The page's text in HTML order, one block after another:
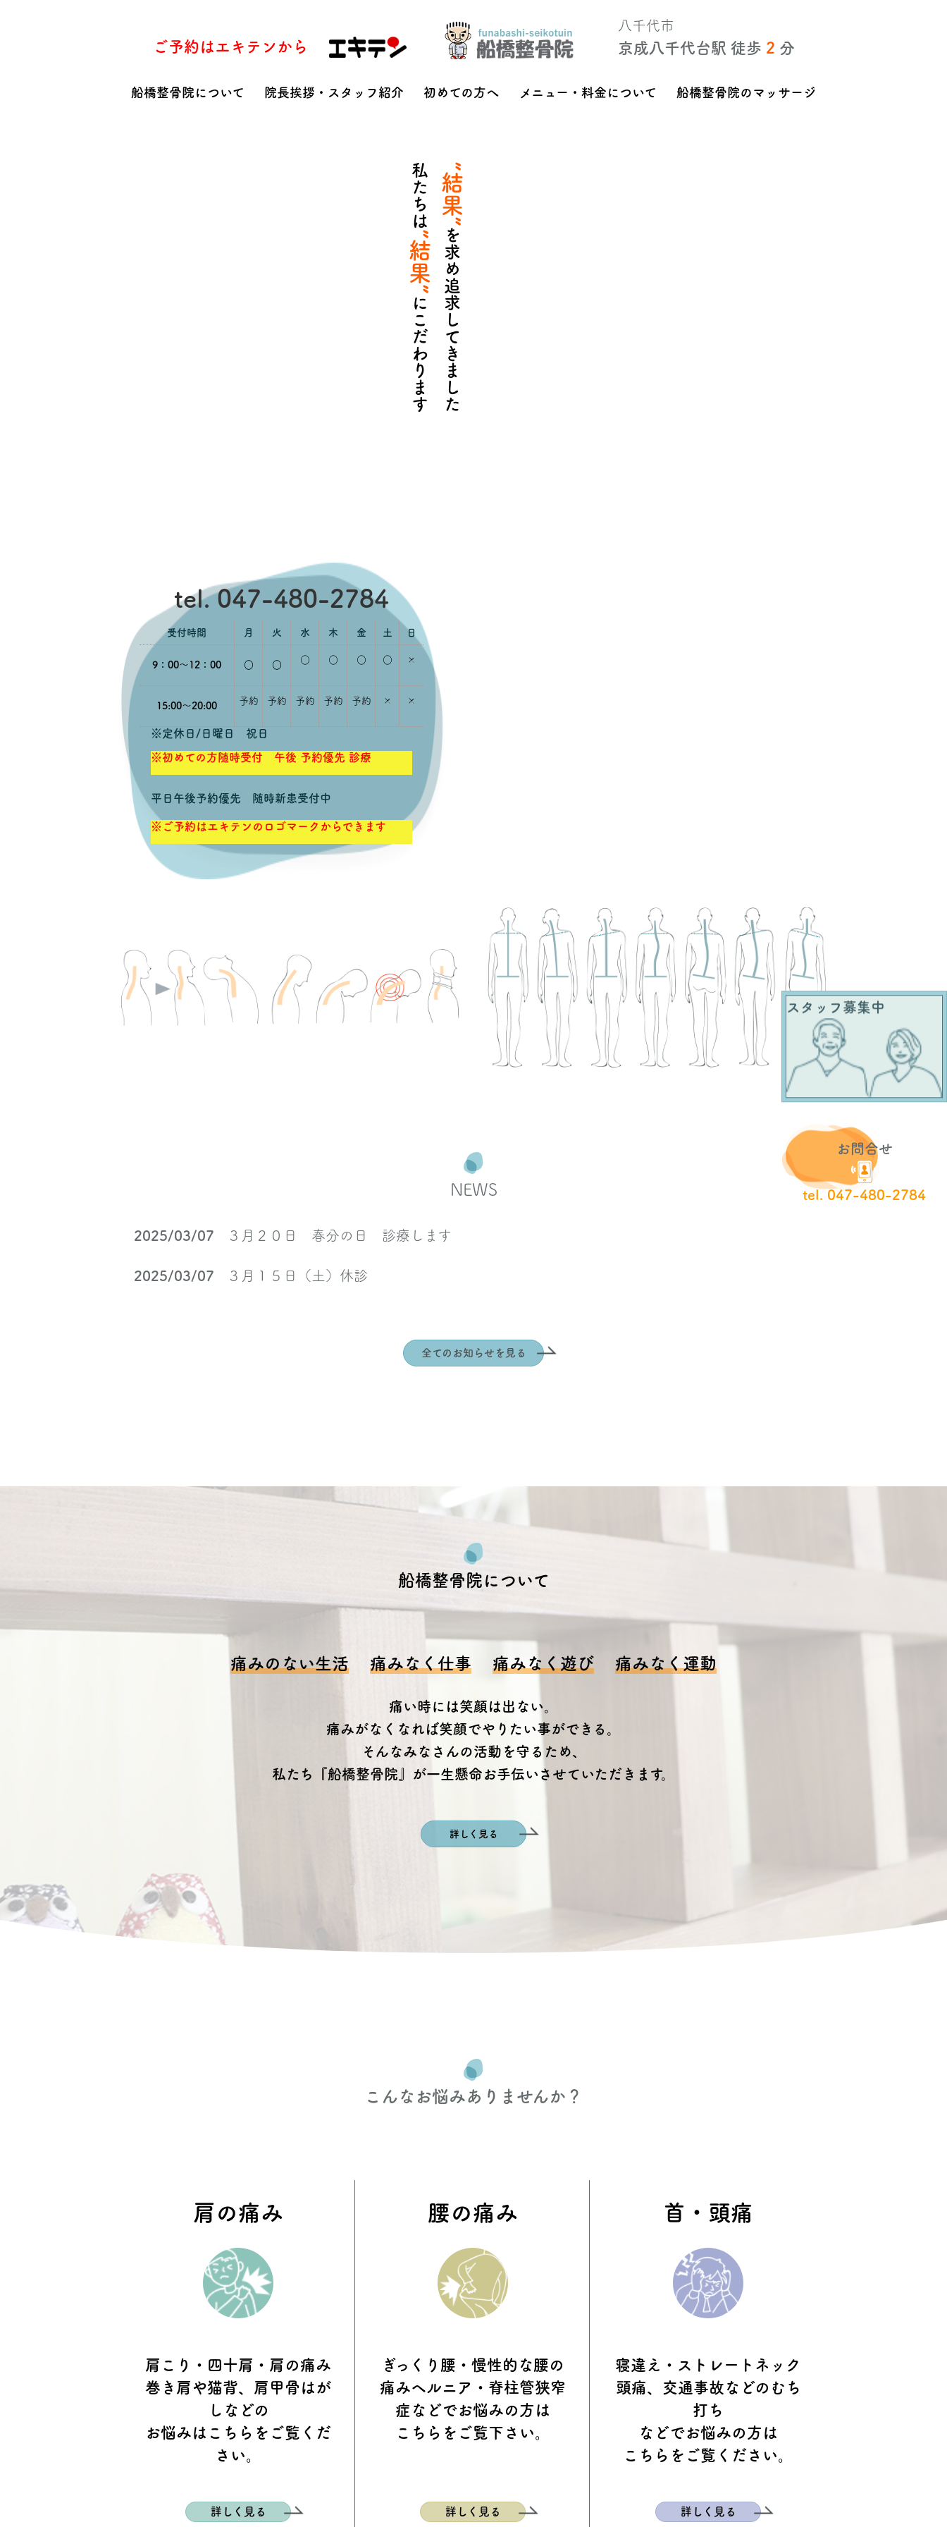
ご予約はエキテンから
八千代市
京成八千代台駅 徒歩 2 分
船橋整骨院について 院長挨拶・スタッフ紹介 初めての方へ メニュー・料金について 船橋整骨院のマッサージ
スタッフ募集中
お問合せ
tel. 047-480-2784
”結果”
を求め追求してきました
私たちは
”結果”
にこだわります
tel. 047-480-2784
受付時間 月 火 水 木 金 土 日
9：00～12：00 ○ ○ ○ ○ ○ ○ ×
15:00～20:00 予約 予約 予約 予約 予約 × ×
※定休日/日曜日 祝日
※初めての方随時受付 午後 予約優先 診療
平日午後予約優先 随時新患受付中
※ご予約はエキテンのロゴマークからできます
NEWS
2025/03/07 ３月２０日 春分の日 診療します
2025/03/07 ３月１５日（土）休診
全てのお知らせを見る
船橋整骨院について
痛みのない生活 痛みなく仕事 痛みなく遊び 痛みなく運動
痛い時には笑顔は出ない。
痛みがなくなれば笑顔でやりたい事ができる。
そんなみなさんの活動を守るため、
私たち『船橋整骨院』が一生懸命お手伝いさせていただきます。
詳しく見る
こんなお悩みありませんか？
肩の痛み
肩こり・四十肩・肩の痛み
巻き肩や猫背、肩甲骨はが
しなどの
お悩みはこちらをご覧くだ
さい。
詳しく見る
腰の痛み
ぎっくり腰・慢性的な腰の
痛みヘルニア・脊柱管狭窄
症などでお悩みの方は
こちらをご覧下さい。
詳しく見る
首・頭痛
寝違え・ストレートネック
頭痛、交通事故などの むち
打ち
などでお悩みの方は
こちらをご覧ください。
詳しく見る